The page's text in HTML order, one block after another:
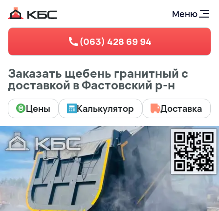
Меню
(063) 428 69 94
Заказать щебень гранитный с
доставкой в Фастовский р-н
Цены Калькулятор Доставка